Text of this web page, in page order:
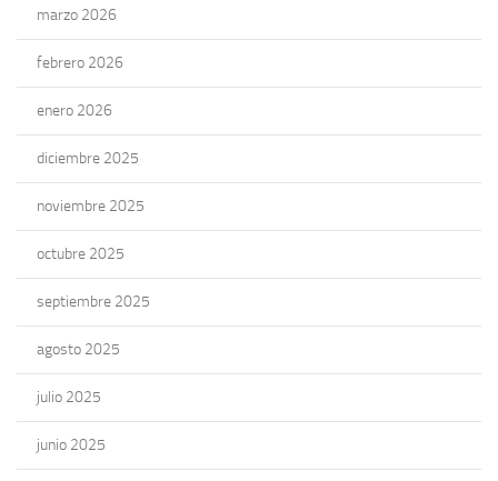
marzo 2026
febrero 2026
enero 2026
diciembre 2025
noviembre 2025
octubre 2025
septiembre 2025
agosto 2025
julio 2025
junio 2025